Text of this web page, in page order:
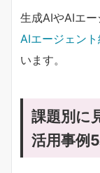
生成AIやAIエー
AIエージェン
います。
課題別に
活用事例